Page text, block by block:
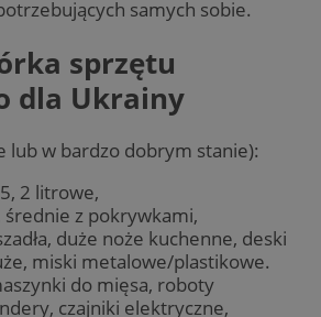
samych sobie.
sprzętu
dla Ukrainy
lub w bardzo dobrym stanie):
2 litrowe,
średnie z pokrywkami,
duże noże kuchenne, deski
miski metalowe/plastikowe.
do mięsa, roboty
czajniki elektryczne,